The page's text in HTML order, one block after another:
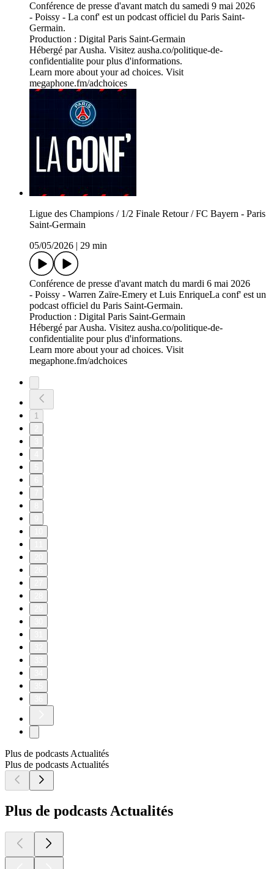
Conférence de presse d'avant match du samedi 9 mai 2026
- Poissy - La conf' est un podcast officiel du Paris Saint-
Germain.
Production : Digital Paris Saint-Germain
Hébergé par Ausha. Visitez ausha.co/politique-de-
confidentialite pour plus d'informations.
Learn more about your ad choices. Visit
megaphone.fm/adchoices
Ligue des Champions / 1/2 Finale Retour / FC Bayern - Paris
Saint-Germain
05/05/2026
29 min
Conférence de presse d'avant match du mardi 6 mai 2026
- Poissy - Warren Zaïre-Emery et Luis EnriqueLa conf' est un
podcast officiel du Paris Saint-Germain.
Production : Digital Paris Saint-Germain
Hébergé par Ausha. Visitez ausha.co/politique-de-
confidentialite pour plus d'informations.
Learn more about your ad choices. Visit
megaphone.fm/adchoices
1
Plus de podcasts Actualités
Plus de podcasts Actualités
Plus de podcasts Actualités